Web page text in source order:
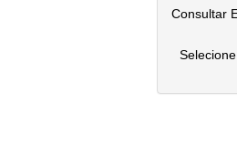
Consultar